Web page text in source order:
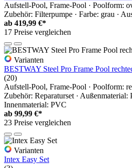
Aufstell-Pool, Frame-Pool · Poolform:
Zubehör: Filterpumpe · Farbe: grau ·
ab 419,99 €*
17 Preise vergleichen
Varianten
BESTWAY Steel Pro Frame Pool
(20)
Aufstell-Pool, Frame-Pool · Poolform:
Zubehör: Reparaturset · Außenmaterial:
Innenmaterial: PVC
ab 99,99 €*
23 Preise vergleichen
Varianten
Intex Easy Set